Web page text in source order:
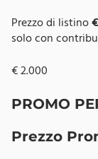
Prezzo di listino
solo con
€ 2.000
PROMO
Prezzo